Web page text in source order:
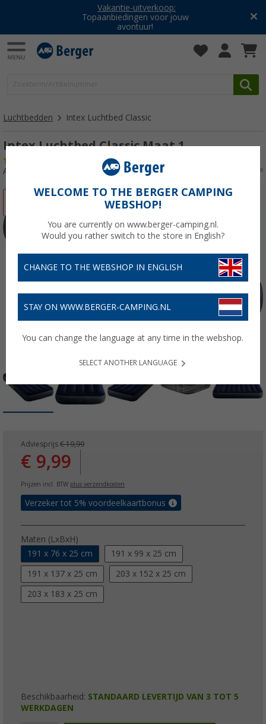
Vakantie-uitverkoop:
Topaanbiedingen voor jouw
avontuur!
Luchtbedden Intex Luchtbed Classic
Intex Luchtbed Classic Maat 1
Artikelnr: 510750
Adviesprijs € 19,99
€ 9,99
Prijzen incl. BTW plus verzendkosten
Verzeker tot 5% voordeelkaartbonus
Maten (LxBxH)
191 x 76 x 25 cm
191 x 99 x 25 cm
191 x 137 x 25 cm 203 x 152 x 25 cm
203 x 183 x 25 cm
Beschikbaarheid: STANDAARD LEVERTIJD VAN 3 TOT 5
WERKDAGEN
WELCOME TO THE BERGER CAMPING
WEBSHOP!
You are currently on www.berger-camping.nl.
Would you rather switch to the store in English?
CHANGE TO THE WEBSHOP IN ENGLISH
STAY ON WWW.BERGER-CAMPING.NL
You can change the language at any time in the webshop.
SELECT ANOTHER LANGUAGE